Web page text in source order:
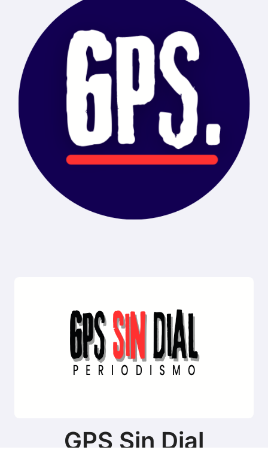
GPS Sin Dial